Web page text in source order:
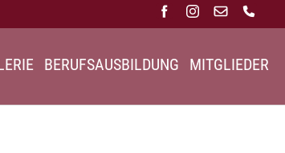
BERUFSAUSBILDUNG MITGLIEDER